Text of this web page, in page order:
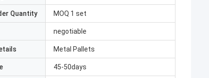
Quantity MOQ 1 set
negotiable
Metal Pallets
45-50days